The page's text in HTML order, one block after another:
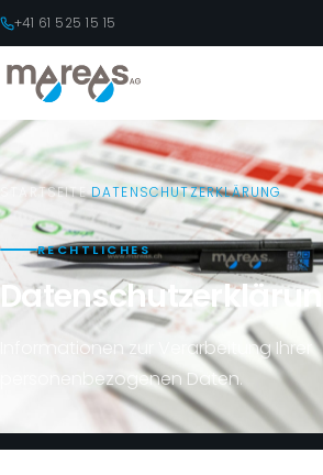
+41 61 525 15 15
STARTSEITE DATENSCHUTZERKLÄRUNG
RECHTLICHES
Datenschutzerklärung
Informationen zur Verarbeitung Ihrer
personenbezogenen Daten.